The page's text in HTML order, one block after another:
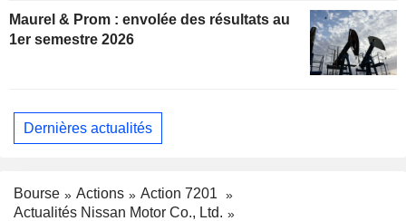
Maurel & Prom : envolée des résultats au
1er semestre 2026
Dernières actualités
Bourse Actions
Action 7201
Actualités Nissan Motor Co., Ltd.